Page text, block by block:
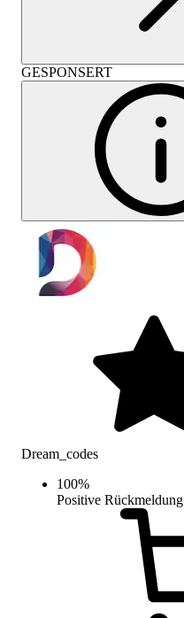
GESPONSERT
Dream_codes
100%
Positive Rückmeldung